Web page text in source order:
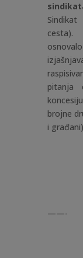
cesta).
pitanja
brojne
i
——-